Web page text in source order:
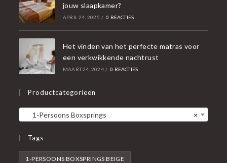
jouw slaapkamer?
APRIL 24, 2025 / 0 REACTIES
Het vinden van het perfecte matras voor
een verkwikkende nachtrust
MAART 24, 2024 / 0 REACTIES
Productcategorieën
×
1-Persoons Boxsprings
Tags
1-PERSOONS BOXSPRINGS BEIGE